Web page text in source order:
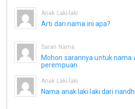
Anak Laki-laki
Arti dari nama ini apa?
Saran Nama
Mohon sarannya untuk nama
perempuan
Anak Laki-laki
Nama anak laki laki dari